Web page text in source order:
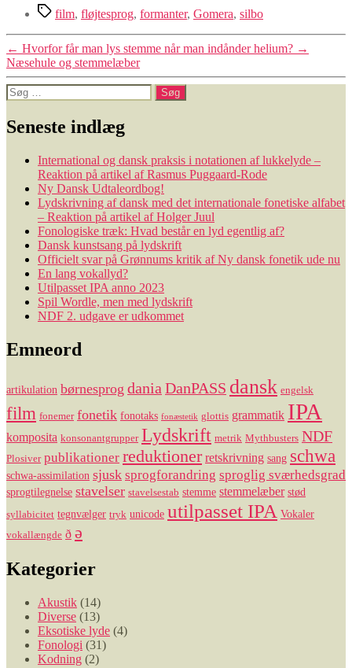
Tagsfilm, fløjtesprog, formanter, Gomera, silbo
← Hvorfor får man lys stemme når man indånder helium? →
Næsehule og stemmelæber
Søg
efter:
Seneste indlæg
International og dansk praksis i notationen af lukkelyde –
Reaktion på artikel af Rasmus Puggaard-Rode
Ny Dansk Udtaleordbog!
Lydskrivning af dansk med det internationale fonetiske alfabet
– Reaktion på artikel af Holger Juul
Fonologiske træk: Hvad består en lyd egentlig af?
Dansk kunstsang på lydskrift
Officielt svar på Grønnums kritik af Ny dansk fonetik ude nu
En lang vokallyd?
Utilpasset IPA anno 2023
Spil Wordle, men med lydskrift
NDF 2. udgave er udkommet
Emneord
artikulation børnesprog daniaDanPASS dansk engelsk
film fonemer fonetik fonotaks fonæstetik glottis grammatik IPA
komposita konsonantgrupper Lydskrift metrik Mythbusters NDF
Plosiver publikationer reduktioner retskrivning sang schwa
schwa-assimilation sjusk sprogforandring sproglig sværhedsgrad
sprogtilegnelse stavelser stavelsestab stemme stemmelæber stød
syllabicitet tegnvælger tryk unicode utilpasset IPA Vokaler
vokallængde ð ə
Kategorier
Akustik (14)
Diverse (13)
Eksotiske lyde (4)
Fonologi (31)
Kodning (2)